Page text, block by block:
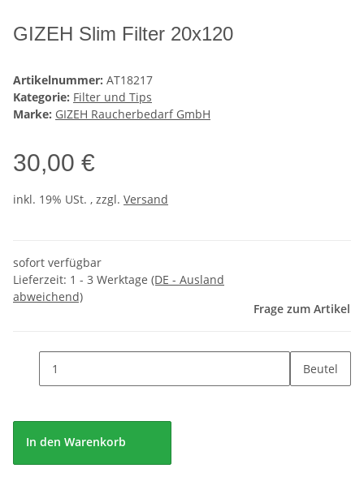
GIZEH Slim Filter 20x120
Artikelnummer: AT18217
Kategorie: Filter und Tips
Marke: GIZEH Raucherbedarf GmbH
30,00 €
inkl. 19% USt. , zzgl. Versand
sofort verfügbar
Lieferzeit: 1 - 3 Werktage (DE - Ausland
abweichend)
Frage zum Artikel
Beutel
In den Warenkorb